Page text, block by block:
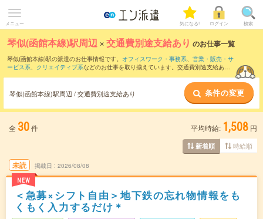
メニュー 気になる! ログイン 検索
琴似(函館本線)駅周辺 ×交通費別途支給あり のお仕事一覧
琴似(函館本線)駅の派遣のお仕事情報です。 オフィスワーク・事務系、 営業・販売・サ
ービス系、 クリエイティブ系などのお仕事を取り揃えています。交通費別途支給あり
琴似(函館本線)駅周辺 / 交通費別途支給あり 条件の変更
全 30件 平均時給: 1,508 円
新着順 時給順
未読
NEW
掲載日 2026/08/08
＜急募×シフト自由＞地下鉄の忘れ物情報をも
くもく入力するだけ＊